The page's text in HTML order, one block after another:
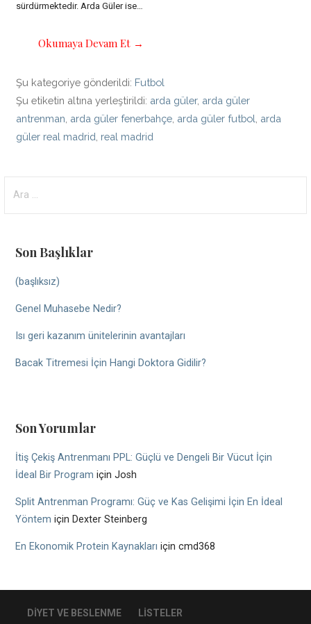
sürdürmektedir. Arda Güler ise…
Okumaya Devam Et →
Şu kategoriye gönderildi: Futbol
Şu etiketin altına yerleştirildi: arda güler, arda güler
antrenman, arda güler fenerbahçe, arda güler futbol, arda
güler real madrid, real madrid
Son Başlıklar
(başlıksız)
Genel Muhasebe Nedir?
Isı geri kazanım ünitelerinin avantajları
Bacak Titremesi İçin Hangi Doktora Gidilir?
Son Yorumlar
İtiş Çekiş Antrenmanı PPL: Güçlü ve Dengeli Bir Vücut İçin
İdeal Bir Program içinJosh
Split Antrenman Programı: Güç ve Kas Gelişimi İçin En İdeal
Yöntem için Dexter Steinberg
En Ekonomik Protein Kaynakları içincmd368
DIYET VE BESLENME
LISTELER